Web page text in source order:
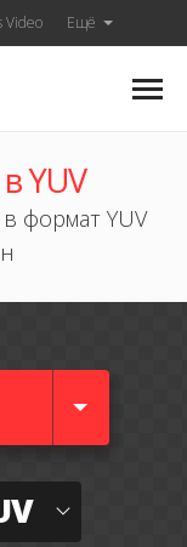
Video Ещё
YUV
формат YUV